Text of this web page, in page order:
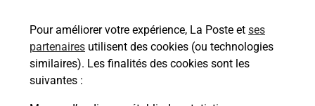
Pour améliorer votre expérience, La Poste et ses
partenaires utilisent des cookies (ou technologies
similaires). Les finalités des cookies sont les
suivantes :
Comment demander une
modification de livraison ?